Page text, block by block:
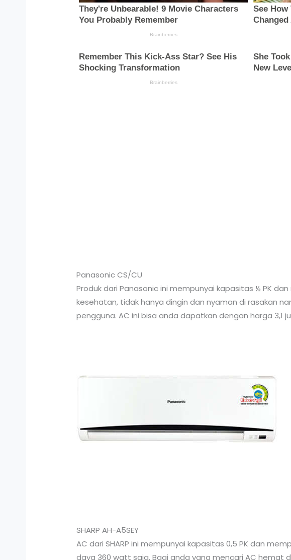
Panasonic CS/CU
Produk dari Panasonic ini mempunyai kapasitas ½ PK
kesehatan, tidak hanya dingin dan nyaman di rasakan
pengguna. AC ini bisa anda dapatkan dengan harga 3,1
SHARP AH-A5SEY
AC dari SHARP ini mempunyai kapasitas 0,5 PK dan
daya 360 watt saja. Bagi anda yang mencari AC hemat